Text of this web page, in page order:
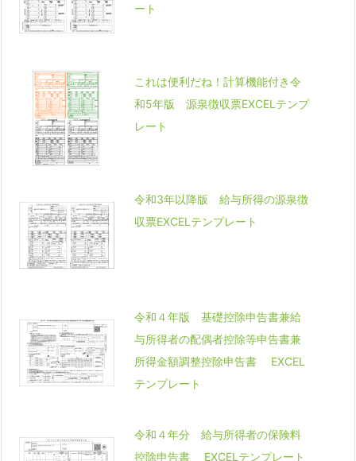
ート
これは便利だね！計算機能付き令
和5年版 源泉徴収票EXCELテンプ
レート
令和3年以降版 給与所得の源泉徴
収票EXCELテンプレート
令和４年版 基礎控除申告書兼給
与所得者の配偶者控除等申告書兼
所得金額調整控除申告書 EXCEL
テンプレート
令和４年分 給与所得者の保険料
控除申告書 EXCELテンプレート